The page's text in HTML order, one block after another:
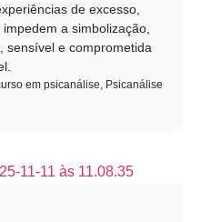
de excesso,
a simbolização,
sensível e comprometida
em psicanálise, Psicanálise